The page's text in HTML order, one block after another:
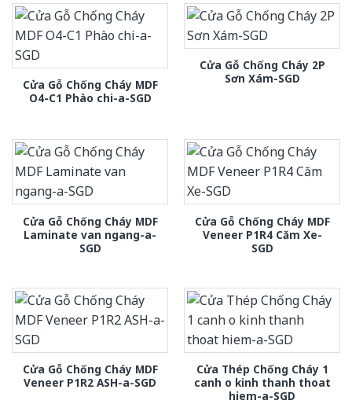
Cửa Gỗ Chống Cháy MDF
O4-C1 Phào chi-a-SGD
Cửa Gỗ Chống Cháy 2P
Sơn Xám-SGD
Cửa Gỗ Chống Cháy MDF
Laminate van ngang-a-
SGD
Cửa Gỗ Chống Cháy MDF
Veneer P1R4 Căm Xe-
SGD
Cửa Gỗ Chống Cháy MDF
Veneer P1R2 ASH-a-SGD
Cửa Thép Chống Cháy 1
canh o kinh thanh thoat
hiem-a-SGD